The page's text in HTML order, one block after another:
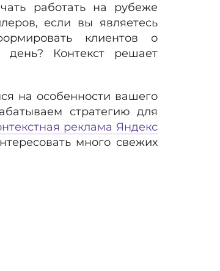
работать на рубеже
если вы являетесь
клиентов о
Контекст решает
на особенности вашего
стратегию для
реклама Яндекс
много свежих